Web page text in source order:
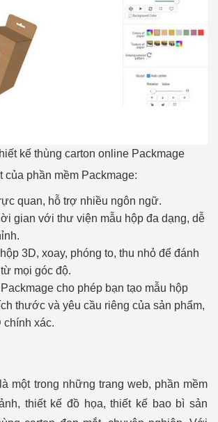
kế thùng carton online Packmage
của phần mềm Packmage:
quan, hỗ trợ nhiều ngôn ngữ.
gian với thư viện mẫu hộp đa dạng, dễ
3D, xoay, phóng to, thu nhỏ để đánh
mọi góc độ.
cho phép bạn tạo mẫu hộp
thước và yêu cầu riêng của sản phẩm,
chính xác.
một trong những trang web, phần mềm
thiết kế đồ họa, thiết kế bao bì sản